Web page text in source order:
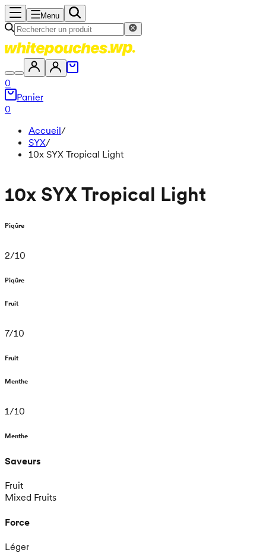
Menu
0
Panier
0
Accueil/
SYX/
10x SYX Tropical Light
10x SYX Tropical Light
Piqûre
2/10
Piqûre
Fruit
7/10
Fruit
Menthe
1/10
Menthe
Saveurs
Fruit
Mixed Fruits
Force
Léger